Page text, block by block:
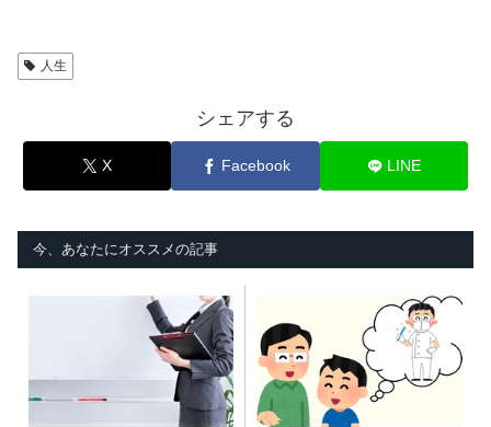
人生
シェアする
X Facebook LINE
今、あなたにオススメの記事